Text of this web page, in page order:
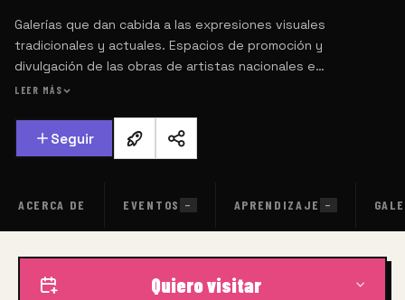
Galerías que dan cabida a las expresiones visuales
tradicionales y actuales. Espacios de promoción y
divulgación de las obras de artistas nacionales e
internacionales. Cuentan con un programa permanente de
LEER MÁS
Seguir
ACERCA DE EVENTOS — APRENDIZAJE —
Quiero visitar